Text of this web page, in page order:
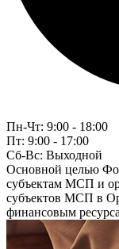
Пн-Чт: 9:00 - 18:00
Пт: 9:00 - 17:00
Сб-Вс: Выходной
Основной целью
субъектам МСП и
субъектов МСП в
финансовым